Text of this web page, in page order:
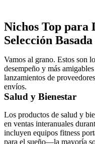
Nichos Top para
Selección
Vamos al grano. Estos son
desempeño y más
lanzamientos de
envíos.
Salud y Bienestar
Los productos de salud y
en ventas interanuales
incluyen equipos fitness
para el sueño—la mayoría